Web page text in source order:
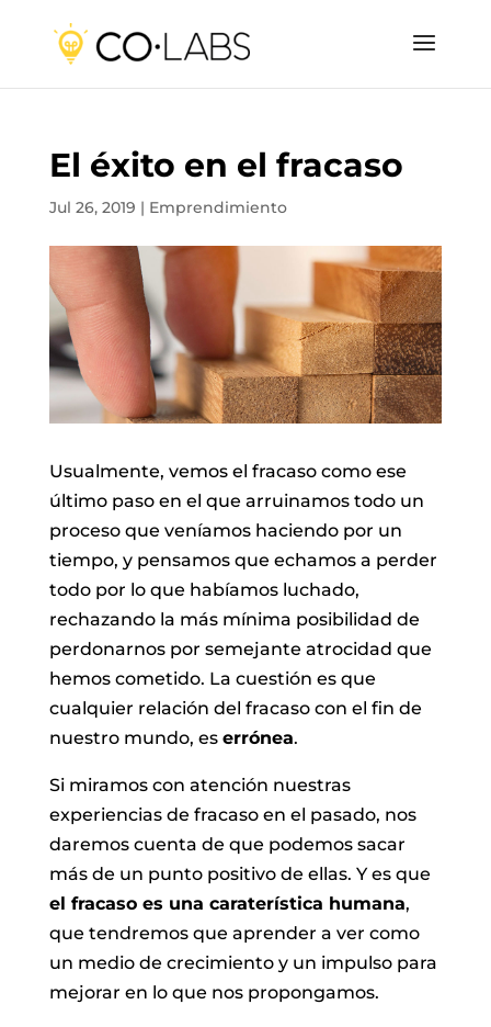
El éxito en el fracaso
Jul 26, 2019 | Emprendimiento
Usualmente, vemos el fracaso como ese
último paso en el que arruinamos todo un
proceso que veníamos haciendo por un
tiempo, y pensamos que echamos a perder
todo por lo que habíamos luchado,
rechazando la más mínima posibilidad de
perdonarnos por semejante atrocidad que
hemos cometido. La cuestión es que
cualquier relación del fracaso con el fin de
nuestro mundo, es errónea.
Si miramos con atención nuestras
experiencias de fracaso en el pasado, nos
daremos cuenta de que podemos sacar
más de un punto positivo de ellas. Y es que
el fracaso es una caraterística humana,
que tendremos que aprender a ver como
un medio de crecimiento y un impulso para
mejorar en lo que nos propongamos.